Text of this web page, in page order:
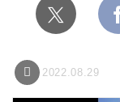
2022.08.29